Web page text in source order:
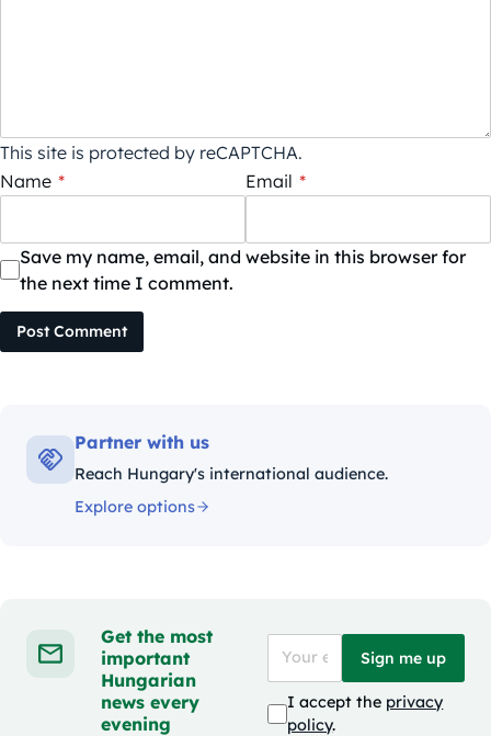
This site is protected by reCAPTCHA.
Name * Email *
Save my name, email, and website in this browser for
the next time I comment.
Post Comment
Partner with us
Reach Hungary's international audience.
Explore options
Get the most
important
Hungarian
news every
evening
Sign me up
I accept the privacy
policy.